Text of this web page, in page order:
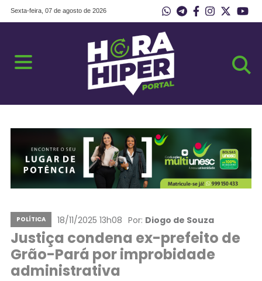
Sexta-feira, 07 de agosto de 2026
POLÍTICA 18/11/2025 13h08 Por: Diogo de Souza
Justiça condena ex-prefeito de
Grão-Pará por improbidade
administrativa